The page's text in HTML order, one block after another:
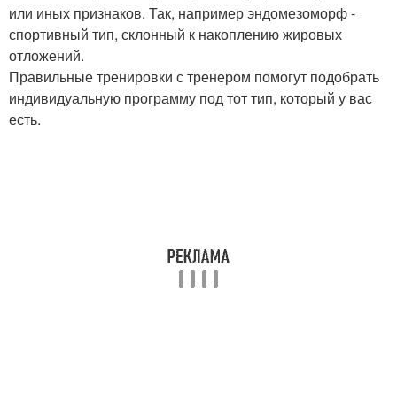
или иных признаков. Так, например эндомезоморф -
спортивный тип, склонный к накоплению жировых
отложений.
Правильные тренировки с тренером помогут подобрать
индивидуальную программу под тот тип, который у вас
есть.